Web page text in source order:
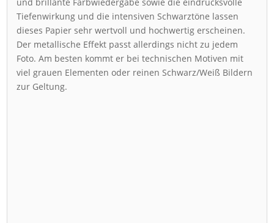
Tiefenwirkung und die intensiven Schwarztöne lassen
dieses Papier sehr wertvoll und hochwertig erscheinen.
Der metallische Effekt passt allerdings nicht zu jedem
Foto. Am besten kommt er bei technischen Motiven mit
viel grauen Elementen oder reinen Schwarz/Weiß Bildern
zur Geltung.